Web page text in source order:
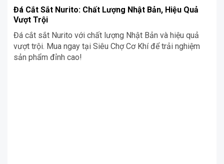
Đá Cắt Sắt Nurito: Chất Lượng Nhật Bản, Hiệu Quả
Vượt Trội
Đá cắt sắt Nurito với chất lượng Nhật Bản và hiệu quả
vượt trội. Mua ngay tại Siêu Chợ Cơ Khí để trải nghiệm
sản phẩm đỉnh cao!